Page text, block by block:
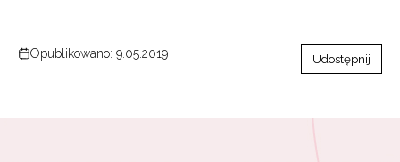
Opublikowano: 9.05.2019 Udostępnij